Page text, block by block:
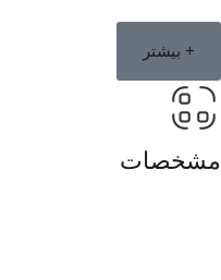
+ بیشتر
مشخصات